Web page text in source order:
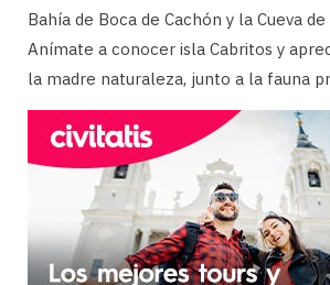
Bahía de Boca de Cachón y la Cueva de
Anímate a conocer isla Cabritos y
la madre naturaleza, junto a la fauna